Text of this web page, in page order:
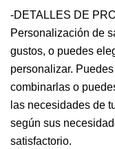
-DETALLES DE
Personalización de
gustos, o puedes
personalizar.
combinarlas o
las necesidades de
según sus
satisfactorio.